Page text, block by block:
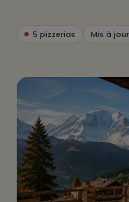
5 pizzerias Mis à